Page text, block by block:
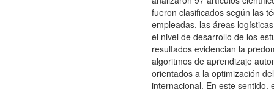
fueron clasificados según las
empleadas, las áreas
el nivel de desarrollo de los
resultados evidencian la
algoritmos de aprendizaje
orientados a la optimización
internacional. En este sentido,